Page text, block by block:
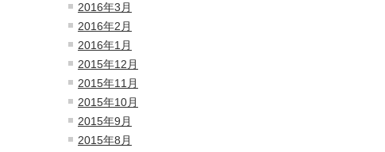
2016年3月
2016年2月
2016年1月
2015年12月
2015年11月
2015年10月
2015年9月
2015年8月